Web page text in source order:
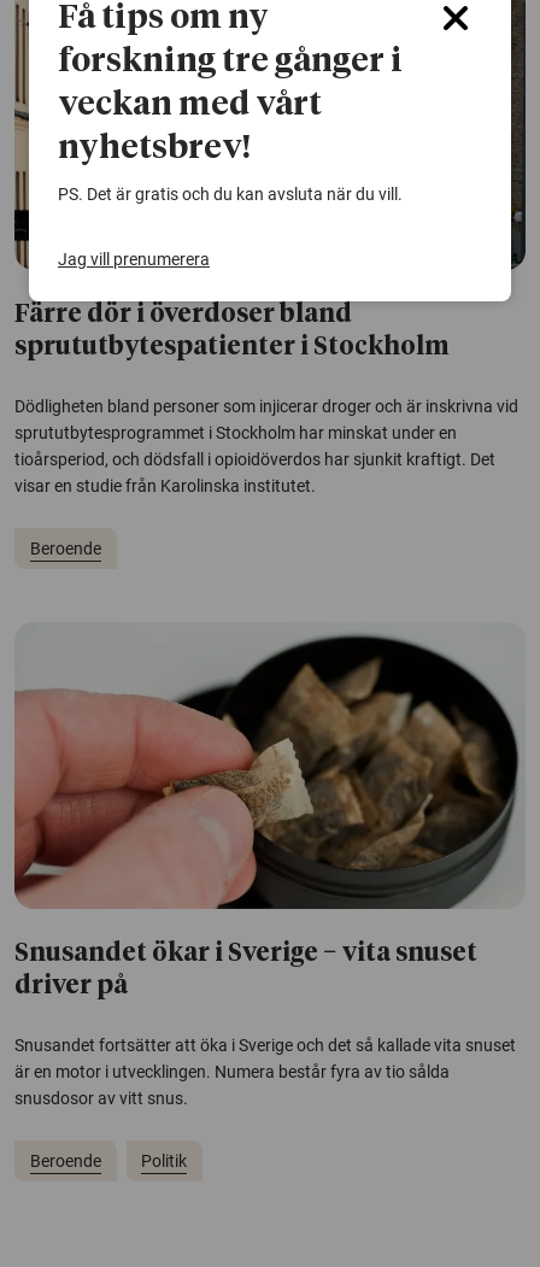
Färre dör i överdoser bland
sprututbytespatienter i Stockholm
Dödligheten bland personer som injicerar droger och är inskrivna vid
sprututbytesprogrammet i Stockholm har minskat under en
tioårsperiod, och dödsfall i opioidöverdos har sjunkit kraftigt. Det
visar en studie från Karolinska institutet.
Beroende
Snusandet ökar i Sverige − vita snuset
driver på
Snusandet fortsätter att öka i Sverige och det så kallade vita snuset
är en motor i utvecklingen. Numera består fyra av tio sålda
snusdosor av vitt snus.
Beroende Politik
Få tips om ny
forskning tre gånger i
veckan med vårt
nyhetsbrev!
PS. Det är gratis och du kan avsluta när du vill.
Jag vill prenumerera